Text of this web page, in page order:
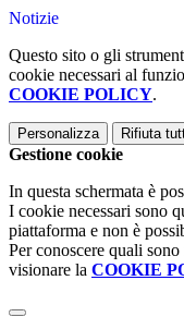
Notizie
Questo sito o gli
cookie necessari al
COOKIE POLICY.
Personalizza Rifiuta
Gestione cookie
In questa schermata è
I cookie necessari sono
piattaforma e non è
Per conoscere quali
visionare la COOKIE